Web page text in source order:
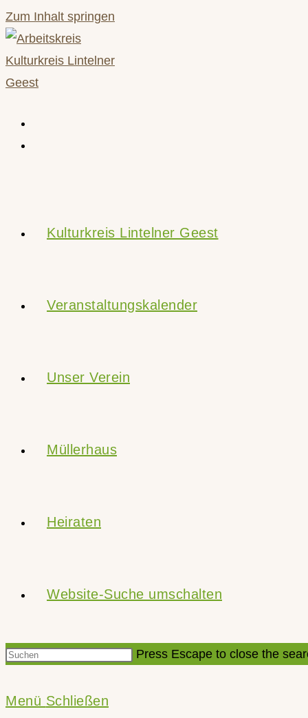
Zum Inhalt springen
Kulturkreis Lintelner Geest
Veranstaltungskalender
Unser Verein
Müllerhaus
Heiraten
Website-Suche umschalten
Press Escape to close the
Menü Schließen